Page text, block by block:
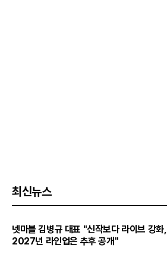
최신뉴스
넷마블 김병규 대표 "신작보다 라이브 강화,
2027년 라인업은 추후 공개"